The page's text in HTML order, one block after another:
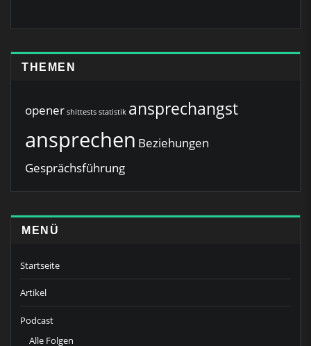
THEMEN
opener shittests statistik ansprechangst
ansprechen Beziehungen
Gesprächsführung
MENÜ
Startseite
Artikel
Podcast
Alle Folgen